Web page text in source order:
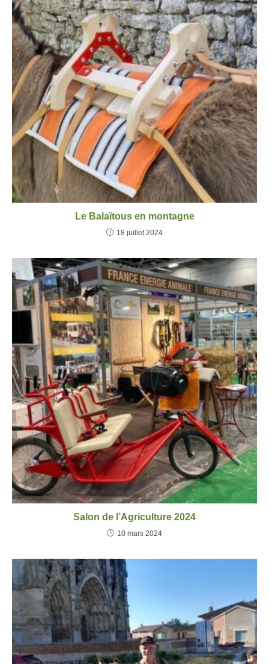
Le Balaïtous en montagne
18 juillet 2024
Salon de l’Agriculture 2024
10 mars 2024